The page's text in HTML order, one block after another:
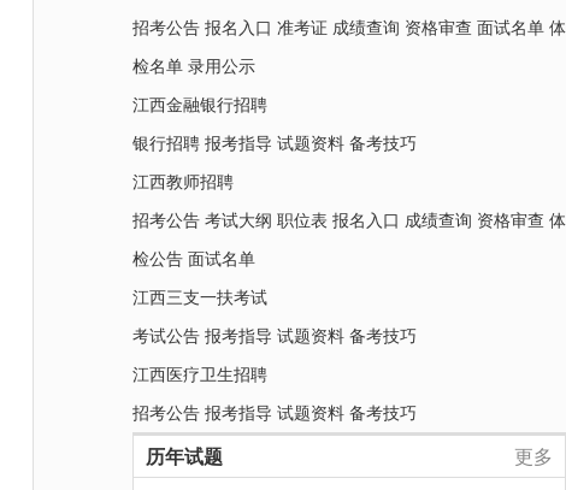
招考公告 报名入口 准考证 成绩查询 资格审查 面试名单 体
检名单 录用公示
江西金融银行招聘
银行招聘 报考指导 试题资料 备考技巧
江西教师招聘
招考公告 考试大纲 职位表 报名入口 成绩查询 资格审查 体
检公告 面试名单
江西三支一扶考试
考试公告 报考指导 试题资料 备考技巧
江西医疗卫生招聘
招考公告 报考指导 试题资料 备考技巧
历年试题 更多